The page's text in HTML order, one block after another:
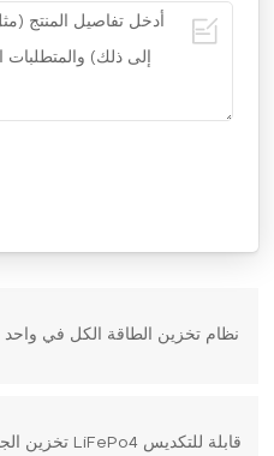
20kWh تخزين الجهد العالي بطارية LiFePo4 قابلة للتكديس